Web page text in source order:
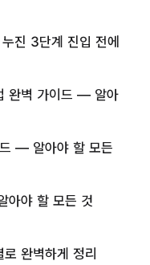
진 3단계 진입 전에
완벽 가이드 — 알아
— 알아야 할 모든
아야 할 모든 것
완벽하게 정리